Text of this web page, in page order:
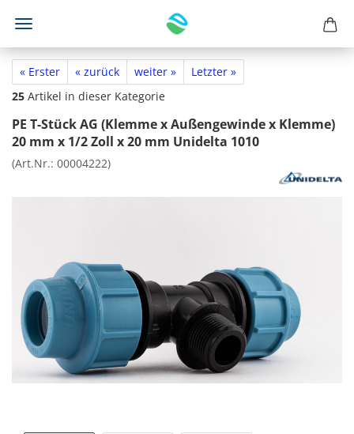
« Erster « zurück weiter »
Letzter »
25 Artikel in dieser Kategorie
PE T-Stück AG (Klemme x Außengewinde x Klemme)
20 mm x 1/2 Zoll x 20 mm Unidelta 1010
(Art.Nr.: 00004222)